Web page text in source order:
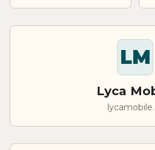
LM
Lyca